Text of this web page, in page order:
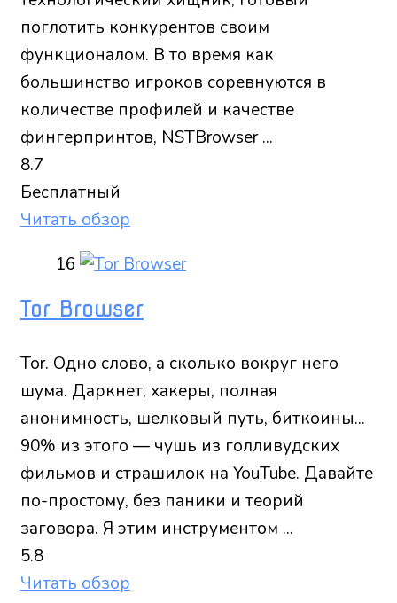
поглотить конкурентов своим
функционалом. В то время как
большинство игроков соревнуются в
количестве профилей и качестве
фингерпринтов, NSTBrowser ...
8.7
Бесплатный
Читать обзор
16
Tor Browser
Tor. Одно слово, а сколько вокруг него
шума. Даркнет, хакеры, полная
анонимность, шелковый путь, биткоины...
90% из этого — чушь из голливудских
фильмов и страшилок на YouTube. Давайте
по-простому, без паники и теорий
заговора. Я этим инструментом ...
5.8
Читать обзор